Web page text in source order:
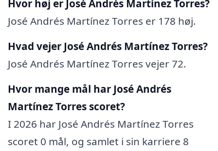
Hvor høj er José Andrés Martínez Torres?
José Andrés Martínez Torres er 178 høj.
Hvad vejer José Andrés Martínez Torres?
José Andrés Martínez Torres vejer 72.
Hvor mange mål har José Andrés
Martínez Torres scoret?
I 2026 har José Andrés Martínez Torres
scoret 0 mål, og samlet i sin karriere 8